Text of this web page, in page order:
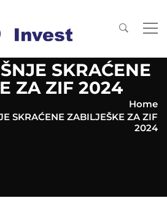
SKRAĆENE
ZA ZIF 2024
Home
SKRAĆENE ZABILJEŠKE ZA ZIF
2024